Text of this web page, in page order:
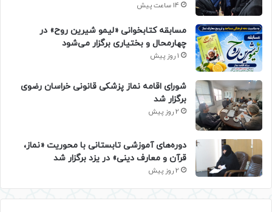
14 ساعت پیش
مسابقه کتابخوانی «لیمو شیرین روح» در
چهارمحال و بختیاری برگزار می‌شود
1 روز پیش
شورای اقامه نماز پزشکی قانونی خراسان رضوی
برگزار شد
2 روز پیش
دوره‌های آموزشی تابستانی با محوریت «نماز،
قرآن و معارف دینی» در یزد برگزار شد
2 روز پیش